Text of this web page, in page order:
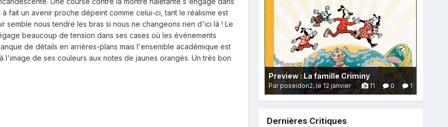
fait un avenir proche dépeint comme celui-ci, tant le réalisme est
semble nous tendre les bras si nous ne changeons rien d'ici là ! Le
beaucoup de tension dans ses cases où les événements
de détails en arrières-plans mais l'ensemble académique est
de ses couleurs aux notes de jaunes orangés. Un très bon
Preview : La famille Criminy
Par poseidon2,le 12 janvier 1
0
11
Dernières Critiques